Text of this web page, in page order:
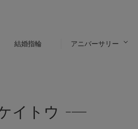
結婚指輪 アニバーサリー
イトウ